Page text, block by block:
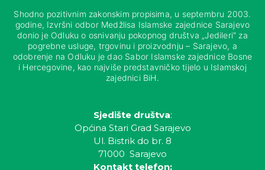
Shodno pozitivnim zakonskim propisima, u septembru 2003.
godine, Izvršni odbor Medžlisa Islamske zajednice Sarajevo
donio je Odluku o osnivanju pokopnog društva „Jedileri“ za
pogrebne usluge, trgovinu i proizvodnju – Sarajevo, a
odobrenje na Odluku je dao Sabor Islamske zajednice Bosne
i Hercegovine, kao najviše predstavničko tijelo u Islamskoj
zajednici BiH.
Sjedište društva:
Općina Stari Grad Sarajevo
Ul. Bistrik do br. 8
71000 Sarajevo
Kontakt telefon: